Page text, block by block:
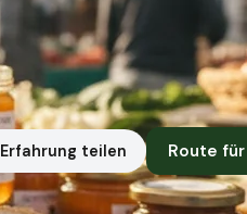
Erfahrung teilen Route